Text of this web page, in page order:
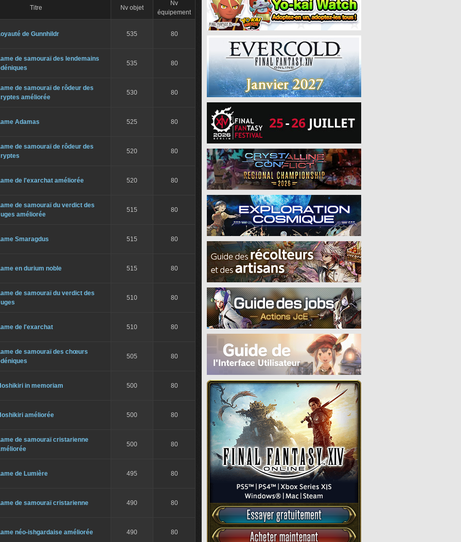
Titre Nv objet
Nv
équipement
de Gunnhildr 535 80
de samouraï des lendemains
535 80
de samouraï de rôdeur des
améliorée
530 80
Adamas 525 80
de samouraï de rôdeur des
520 80
de l'exarchat améliorée 520 80
de samouraï du verdict des
améliorée
515 80
Smaragdus 515 80
en durium noble 515 80
de samouraï du verdict des
510 80
de l'exarchat 510 80
de samouraï des chœurs
505 80
in memoriam 500 80
améliorée 500 80
de samouraï cristarienne
500 80
de Lumière 495 80
de samouraï cristarienne 490 80
néo-ishgardaise améliorée 490 80